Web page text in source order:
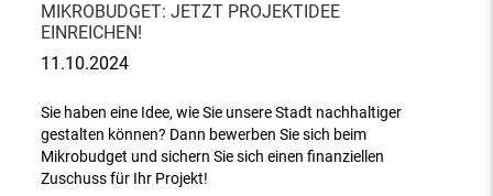
MIKROBUDGET: JETZT PROJEKTIDEE
EINREICHEN!
11.10.2024
Sie haben eine Idee, wie Sie unsere Stadt nachhaltiger
gestalten können? Dann bewerben Sie sich beim
Mikrobudget und sichern Sie sich einen finanziellen
Zuschuss für Ihr Projekt!